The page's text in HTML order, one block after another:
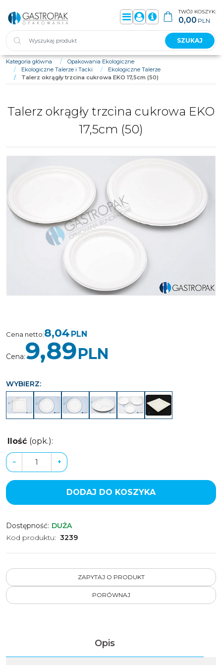
MenuPanel
Info
SZUKAJ
TWÓJ KOSZYK:
0,00 PLN
Kategoria główna /
Opakowania Ekologiczne
/
Ekologiczne Talerze i Tacki /
Ekologiczne Talerze
/
Talerz okrągły trzcina cukrowa EKO 17,5cm (50)
Talerz okrągły trzcina cukrowa EKO
17,5cm (50)
Cena netto:8,04 PLN
Cena:9,89PLN
WYBIERZ:
Ilość (opk.):
− +
DODAJ DO KOSZYKA
Dostępność: DUŻA
Kod produktu: 3239
ZAPYTAJ O PRODUKT
PORÓWNAJ
Opis